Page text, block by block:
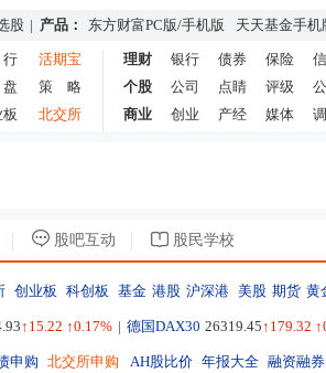
昨日涨停
股 | 产品： 东方财富PC版/手机版 天天基金手机
活期宝
策 略
板 北交所
理财 银行 债券 保险
个股
公司 点睛 评级
商业
创业 产经 媒体
股吧互动 股民学校
创业板 科创板 基金 港股 沪深港 美股 期货 黄
↑15.22 ↑0.17% | 德国DAX30 26319.45↑179.32
申购 北交所申购 AH股比价 年报大全 融资融券